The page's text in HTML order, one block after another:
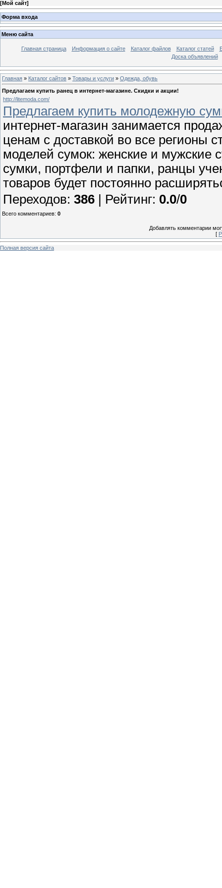
[Мой сайт]
Форма входа
Меню сайта
Главная страница Информация о сайте Каталог файлов Каталог статей
Доска объявлений
Главная » Каталог сайтов » Товары и услуги » Одежда, обувь
Предлагаем купить ранец в интернет-магазине. Скидки и акции!
http://litemoda.com/
Предлагаем купить молодежную
интернет-магазин занимается
ценам с доставкой во все регионы
моделей сумок: женские и мужские
сумки, портфели и папки, ранцы
товаров будет постоянно
Переходов: 386 | Рейтинг: 0.0/0
Всего комментариев: 0
Добавлять комментарии
[
Полная версия сайта